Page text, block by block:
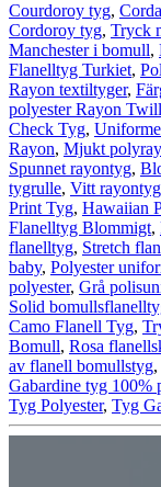
Courdoroy tyg,
Cordoroy tyg, Tryck
Manchester i bomull,
Flanelltyg Turkiet,
Rayon textiltyger,
polyester Rayon
Check Tyg,
Rayon, Mjukt
Spunnet rayontyg,
tygrulle, Vitt rayontyg
Print Tyg, Hawaiian
Flanelltyg Blommigt,
flanelltyg, Stretch
baby, Polyester
polyester, Grå
Solid
Camo Flanell Tyg,
Bomull, Rosa
av flanell bomullstyg,
Gabardine tyg 100%
Tyg Polyester, Tyg